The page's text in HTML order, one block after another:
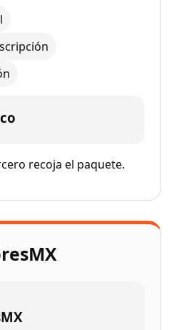
recoja el paquete.